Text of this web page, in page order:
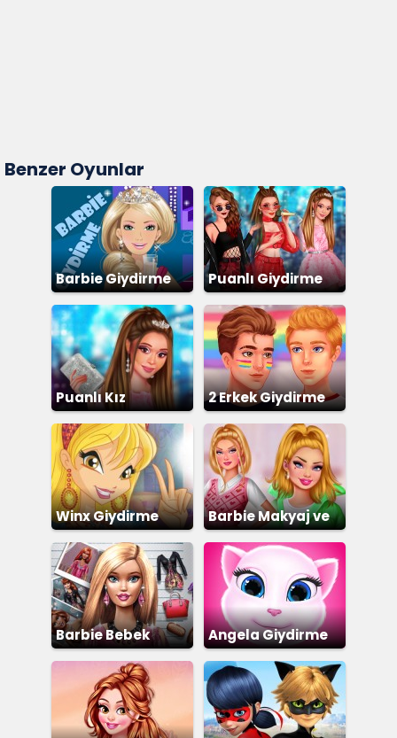
Benzer Oyunlar
Barbie Giydirme Puanlı Giydirme
Puanlı Kız
Giydirme
2 Erkek Giydirme
Winx Giydirme
Barbie Makyaj ve
Giydirme
Barbie Bebek
Giydirme
Angela Giydirme